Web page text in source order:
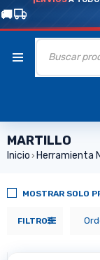
MARTILLO
Inicio › Herramienta
FILTROS
MOSTRAR SOLO